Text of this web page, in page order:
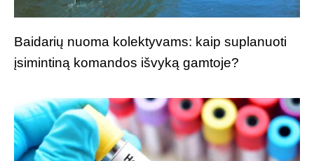
Baidarių nuoma kolektyvams: kaip suplanuoti
įsimintiną komandos išvyką gamtoje?